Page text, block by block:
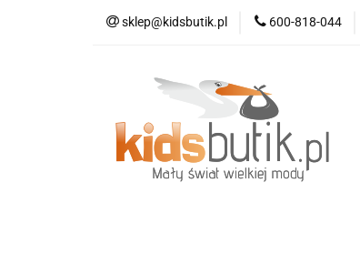
sklep@kidsbutik.pl 600-818-044
Kategorie